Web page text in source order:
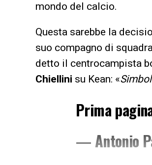
mondo del calcio.
Questa sarebbe la
suo compagno di
detto il centrocampista
Chiellini su Kean: «
Prima
— Antonio